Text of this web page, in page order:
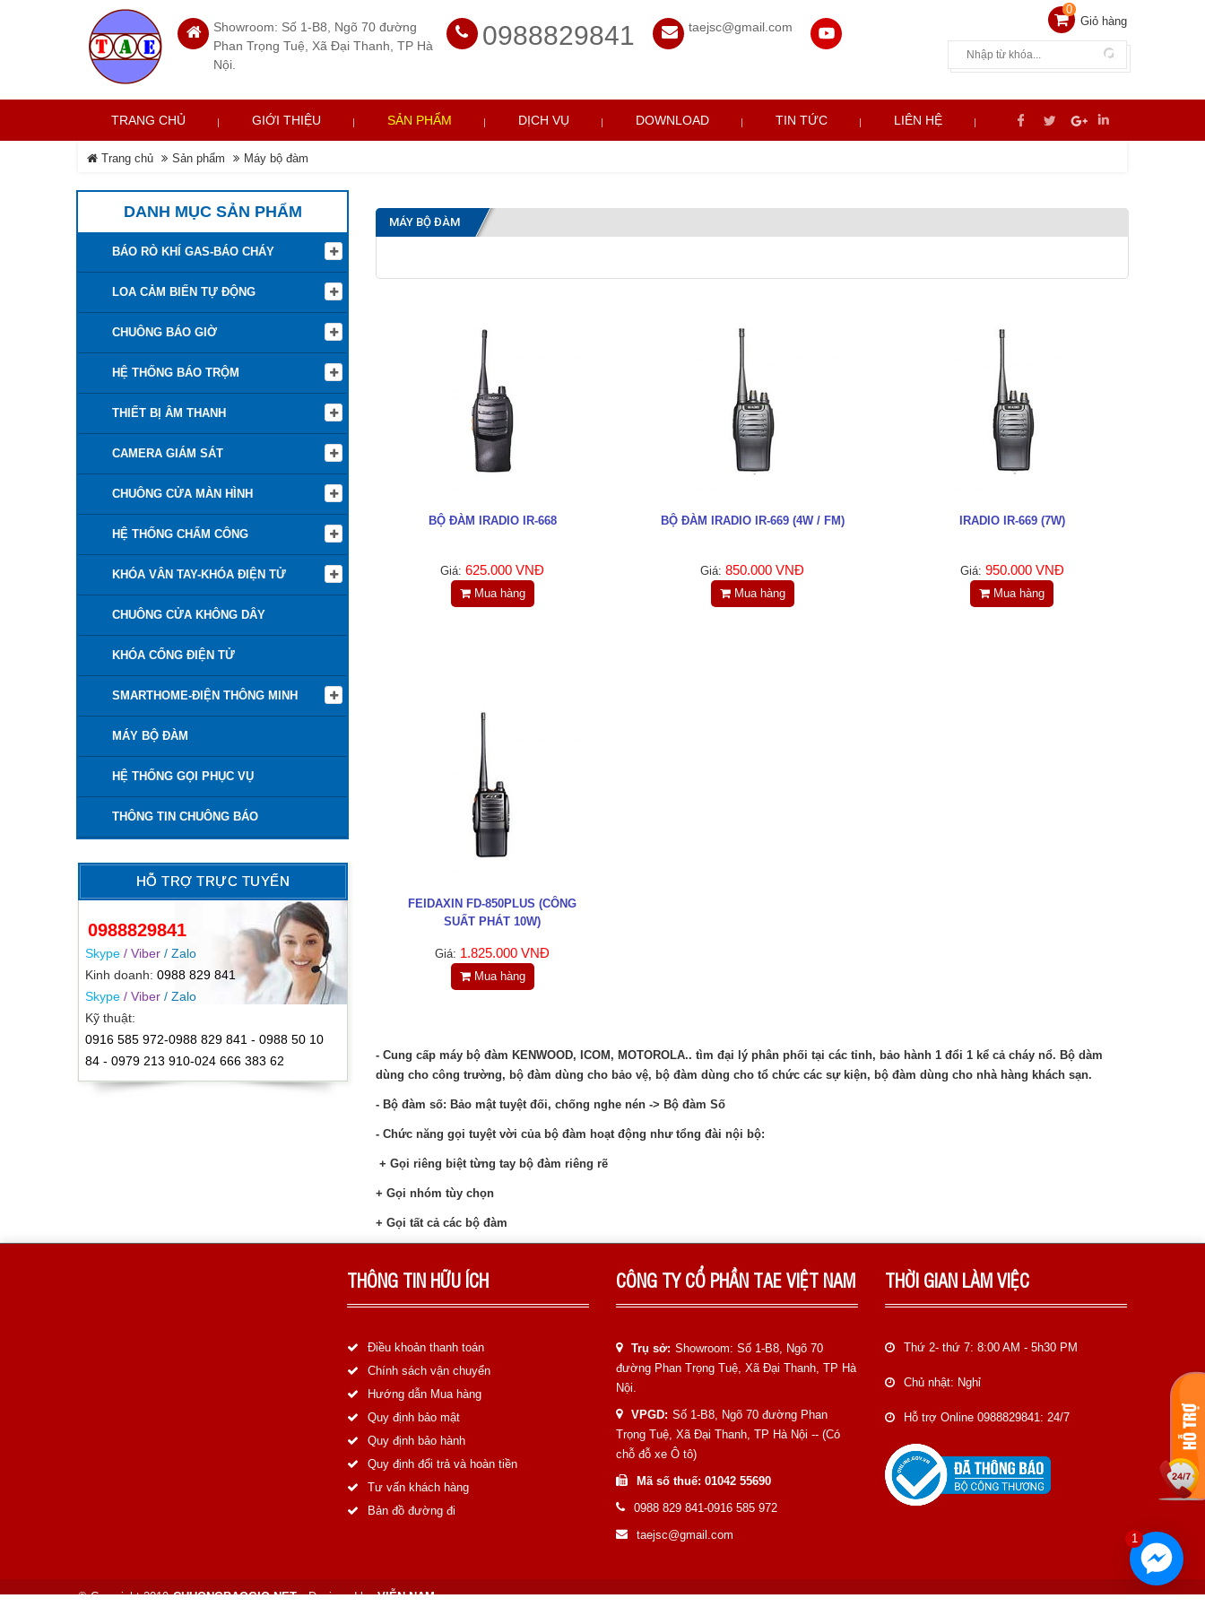
Giỏ hàng
0
Showroom: Số 1-B8, Ngõ 70 đường
Phan Trọng Tuệ, Xã Đại Thanh, TP Hà
Nội.
0988829841 taejsc@gmail.com
TRANG CHỦ GIỚI THIỆU SẢN PHẨM DỊCH VỤ DOWNLOAD TIN TỨC LIÊN HỆ
Trang chủ Sản phẩm Máy bộ đàm
DANH MỤC SẢN PHẨM
BÁO RÒ KHÍ GAS-BÁO CHÁY
LOA CẢM BIẾN TỰ ĐỘNG
CHUÔNG BÁO GIỜ
HỆ THỐNG BÁO TRỘM
THIẾT BỊ ÂM THANH
CAMERA GIÁM SÁT
CHUÔNG CỬA MÀN HÌNH
HỆ THỐNG CHẤM CÔNG
KHÓA VÂN TAY-KHÓA ĐIỆN TỬ
CHUÔNG CỬA KHÔNG DÂY
KHÓA CỔNG ĐIỆN TỬ
SMARTHOME-ĐIỆN THÔNG MINH
MÁY BỘ ĐÀM
HỆ THỐNG GỌI PHỤC VỤ
THÔNG TIN CHUÔNG BÁO
HỖ TRỢ TRỰC TUYẾN
0988829841
Skype / Viber / Zalo
Kinh doanh: 0988 829 841
Skype / Viber / Zalo
Kỹ thuật:
0916 585 972-0988 829 841 - 0988 50 10
84 - 0979 213 910-024 666 383 62
MÁY BỘ ĐÀM
BỘ ĐÀM IRADIO IR-668
Giá: 625.000 VNĐ
Mua hàng
BỘ ĐÀM IRADIO IR-669 (4W / FM)
Giá: 850.000 VNĐ
Mua hàng
IRADIO IR-669 (7W)
Giá: 950.000 VNĐ
Mua hàng
FEIDAXIN FD-850PLUS (CÔNG
SUẤT PHÁT 10W)
Giá: 1.825.000 VNĐ
Mua hàng
- Cung cấp máy bộ đàm KENWOOD, ICOM, MOTOROLA.. tìm đại lý phân phối tại các tỉnh, bảo hành 1 đổi 1 kể cả cháy nổ. Bộ dàm
dùng cho công trường, bộ đàm dùng cho bảo vệ, bộ đàm dùng cho tổ chức các sự kiện, bộ đàm dùng cho nhà hàng khách sạn.
- Bộ đàm số: Bảo mật tuyệt đối, chống nghe nén -> Bộ đàm Số
- Chức năng gọi tuyệt vời của bộ đàm hoạt động như tổng đài nội bộ:
+ Gọi riêng biệt từng tay bộ đàm riêng rẽ
+ Gọi nhóm tùy chọn
+ Gọi tất cả các bộ đàm
THÔNG TIN HỮU ÍCH
Điều khoản thanh toán
Chính sách vận chuyển
Hướng dẫn Mua hàng
Quy định bảo mật
Quy định bảo hành
Quy định đổi trả và hoàn tiền
Tư vấn khách hàng
Bản đồ đường đi
CÔNG TY CỔ PHẦN TAE VIỆT NAM
Trụ sở: Showroom: Số 1-B8, Ngõ 70
đường Phan Trọng Tuệ, Xã Đại Thanh, TP Hà
Nội.
VPGD: Số 1-B8, Ngõ 70 đường Phan
Trọng Tuệ, Xã Đại Thanh, TP Hà Nội -- (Có
chỗ đỗ xe Ô tô)
Mã số thuế: 01042 55690
0988 829 841-0916 585 972
taejsc@gmail.com
THỜI GIAN LÀM VIỆC
Thứ 2- thứ 7: 8:00 AM - 5h30 PM
Chủ nhật: Nghỉ
Hỗ trợ Online 0988829841: 24/7
© Copyright 2019 CHUONGBAOGIO.NET. Designed by VIỄN NAM
1